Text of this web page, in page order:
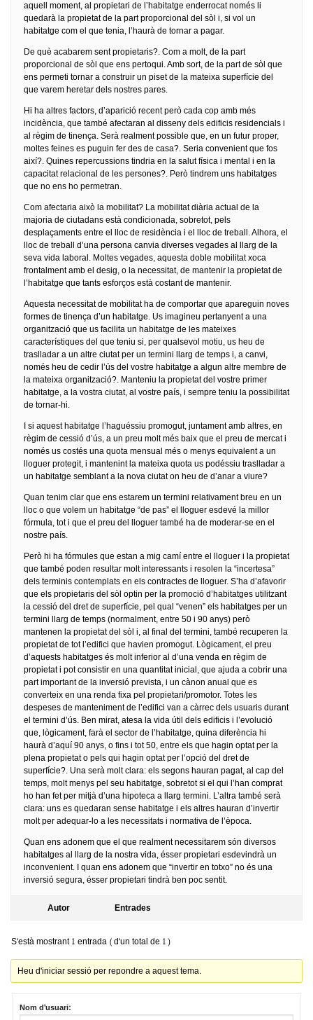
aquell moment, al propietari de l’habitatge enderrocat només li
quedarà la propietat de la part proporcional del sòl i, si vol un
habitatge com el que tenia, l’haurà de tornar a pagar.
De què acabarem sent propietaris?. Com a molt, de la part
proporcional de sòl que ens pertoqui. Amb sort, de la part de sòl que
ens permeti tornar a construir un piset de la mateixa superfície del
que varem heretar dels nostres pares.
Hi ha altres factors, d’aparició recent però cada cop amb més
incidència, que també afectaran al disseny dels edificis residencials i
al règim de tinença. Serà realment possible que, en un futur proper,
moltes feines es puguin fer des de casa?. Seria convenient que fos
així?. Quines repercussions tindria en la salut física i mental i en la
capacitat relacional de les persones?. Però tindrem uns habitatges
que no ens ho permetran.
Com afectaria això la mobilitat? La mobilitat diària actual de la
majoria de ciutadans està condicionada, sobretot, pels
desplaçaments entre el lloc de residència i el lloc de treball. Alhora, el
lloc de treball d’una persona canvia diverses vegades al llarg de la
seva vida laboral. Moltes vegades, aquesta doble mobilitat xoca
frontalment amb el desig, o la necessitat, de mantenir la propietat de
l’habitatge que tants esforços està costant de mantenir.
Aquesta necessitat de mobilitat ha de comportar que apareguin noves
formes de tinença d’un habitatge. Us imagineu pertanyent a una
organització que us facilita un habitatge de les mateixes
característiques del que teniu si, per qualsevol motiu, us heu de
traslladar a un altre ciutat per un termini llarg de temps i, a canvi,
només heu de cedir l’ús del vostre habitatge a algun altre membre de
la mateixa organització?. Manteniu la propietat del vostre primer
habitatge, a la vostra ciutat, al vostre país, i sempre teniu la possibilitat
de tornar-hi.
I si aquest habitatge l’haguéssiu promogut, juntament amb altres, en
règim de cessió d’ús, a un preu molt més baix que el preu de mercat i
només us costés una quota mensual més o menys equivalent a un
lloguer protegit, i mantenint la mateixa quota us podéssiu traslladar a
un habitatge semblant a la nova ciutat on heu de d’anar a viure?
Quan tenim clar que ens estarem un termini relativament breu en un
lloc o que volem un habitatge “de pas” el lloguer esdevé la millor
fórmula, tot i que el preu del lloguer també ha de moderar-se en el
nostre país.
Però hi ha fórmules que estan a mig camí entre el lloguer i la propietat
que també poden resultar molt interessants i resolen la “incertesa”
dels terminis contemplats en els contractes de lloguer. S’ha d’afavorir
que els propietaris del sòl optin per la promoció d’habitatges utilitzant
la cessió del dret de superfície, pel qual “venen” els habitatges per un
termini llarg de temps (normalment, entre 50 i 90 anys) però
mantenen la propietat del sòl i, al final del termini, també recuperen la
propietat de tot l’edifici que havien promogut. Lògicament, el preu
d’aquests habitatges és molt inferior al d’una venda en règim de
propietat i pot consistir en una quantitat inicial, que ajuda a cobrir una
part important de la inversió prevista, i un cànon anual que es
converteix en una renda fixa pel propietari/promotor. Totes les
despeses de manteniment de l’edifici van a càrrec dels usuaris durant
el termini d’ús. Ben mirat, atesa la vida útil dels edificis i l’evolució
que, lògicament, farà el sector de l’habitatge, quina diferència hi
haurà d’aquí 90 anys, o fins i tot 50, entre els que hagin optat per la
plena propietat o pels qui hagin optat per l’opció del dret de
superfície?. Una serà molt clara: els segons hauran pagat, al cap del
temps, molt menys pel seu habitatge, sobretot si el qui l’han comprat
ho han fet per mitjà d’una hipoteca a llarg termini. L’altra també serà
clara: uns es quedaran sense habitatge i els altres hauran d’invertir
molt per adequar-lo a les necessitats i normativa de l’època.
Quan ens adonem que el que realment necessitarem són diversos
habitatges al llarg de la nostra vida, ésser propietari esdevindrà un
inconvenient. I quan ens adonem que “invertir en totxo” no és una
inversió segura, ésser propietari tindrà ben poc sentit.
Autor Entrades
S'està mostrant 1 entrada (d'un total de 1)
Heu d'iniciar sessió per repondre a aquest tema.
Nom d'usuari: